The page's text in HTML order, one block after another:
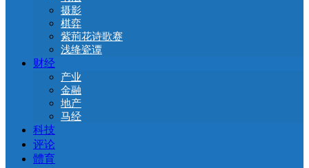
摄影
棋弈
紫荊花诗歌赛
浅绛瓷谭
财经
产业
金融
地产
马经
科技
评论
體育